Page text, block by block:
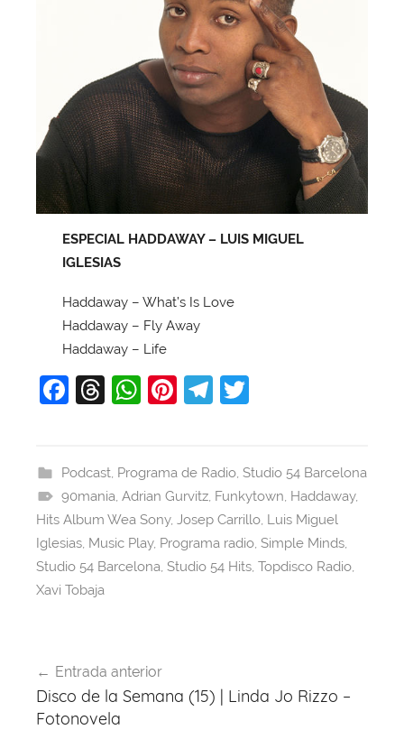
ESPECIAL HADDAWAY – LUIS MIGUEL
IGLESIAS
Haddaway – What’s Is Love
Haddaway – Fly Away
Haddaway – Life
F
e
b
o
o
k
T
a
d
s
W
s
A
p
p
Pi
e
st
T
gr
a
m
er
Podcast, Programa de Radio, Studio 54 Barcelona
90mania, Adrian Gurvitz, Funkytown, Haddaway,
Hits Album Wea Sony, Josep Carrillo, Luis Miguel
Iglesias, Music Play, Programa radio, Simple Minds,
Studio 54 Barcelona, Studio 54 Hits, Topdisco Radio,
Xavi Tobaja
de
entradas
Entrada anterior
Disco de la Semana (15) | Linda Jo Rizzo –
Fotonovela